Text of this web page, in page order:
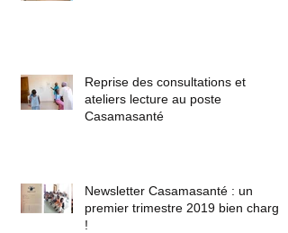
Reprise des consultations et
ateliers lecture au poste
Casamasanté
Newsletter Casamasanté : un
premier trimestre 2019 bien chargé
!